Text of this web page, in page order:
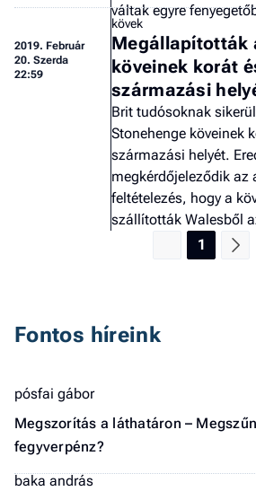
váltak egyre
2019. Február
20. Szerda
22:59
kövek
Megállapították
köveinek korát
származási
Brit tudósoknak
Stonehenge köveinek
származási helyét.
megkérdőjeleződik az
feltételezés, hogy a
szállították Walesből
1
Fontos híreink
pósfai gábor
Megszorítás a láthatáron –
fegyverpénz?
baka andrás